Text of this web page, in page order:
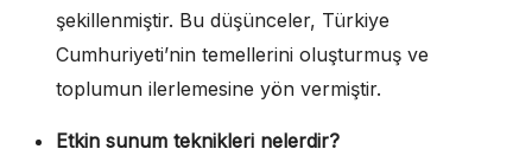
şekillenmiştir. Bu düşünceler, Türkiye
Cumhuriyeti’nin temellerini oluşturmuş ve
toplumun ilerlemesine yön vermiştir.
Etkin sunum teknikleri nelerdir?